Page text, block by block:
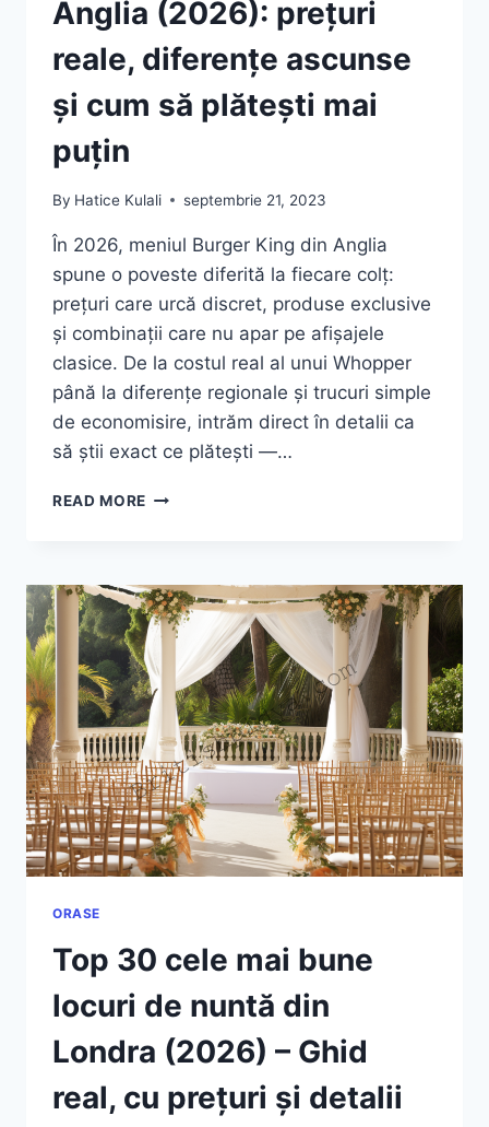
Anglia (2026): prețuri
reale, diferențe ascunse
și cum să plătești mai
puțin
By Hatice Kulali septembrie 21, 2023
În 2026, meniul Burger King din Anglia
spune o poveste diferită la fiecare colț:
prețuri care urcă discret, produse exclusive
și combinații care nu apar pe afișajele
clasice. De la costul real al unui Whopper
până la diferențe regionale și trucuri simple
de economisire, intrăm direct în detalii ca
să știi exact ce plătești —…
READ MORE MENIUL
ANGLIA
(2026):
PREȚURI
REALE,
DIFERENȚE
ASCUNSE
ȘI
CUM
SĂ
PLĂTEȘTI
MAI
PUȚIN
ORASE
Top 30 cele mai bune
locuri de nuntă din
Londra (2026) – Ghid
real, cu prețuri și detalii